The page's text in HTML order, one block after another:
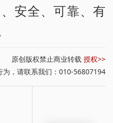
安全、可靠、有
原创版权禁止商业转载 授权>>
，请联系我们：010-56807194